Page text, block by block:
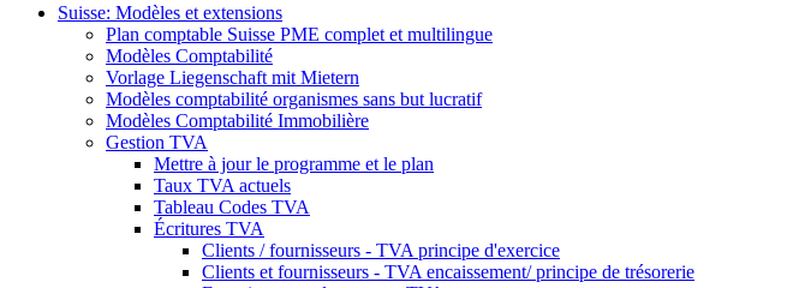
Suisse: Modèles et extensions
Plan comptable Suisse PME complet et multilingue
Modèles Comptabilité
Vorlage Liegenschaft mit Mietern
Modèles comptabilité organismes sans but lucratif
Modèles Comptabilité Immobilière
Gestion TVA
Mettre à jour le programme et le plan
Taux TVA actuels
Tableau Codes TVA
Écritures TVA
Clients / fournisseurs - TVA principe d'exercice
Clients et fournisseurs - TVA encaissement/ principe de trésorerie